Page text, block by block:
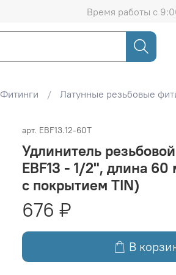
Время работы с
Фитинги Латунные резьбовые
арт. EBF13.12-60T
Удлинитель
EBF13 - 1/2", длина
с покрытием TIN)
676 ₽
В